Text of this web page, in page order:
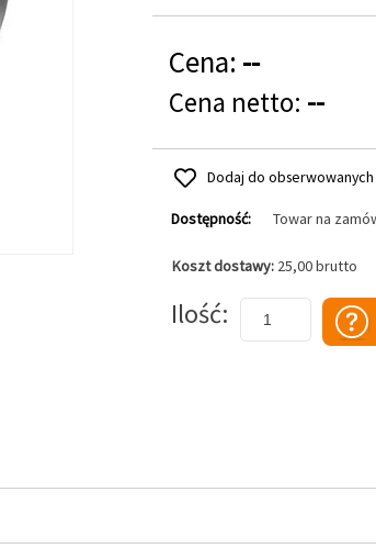
Cena: --
Cena netto: --
Dodaj do obserwowanych
Dostępność: Towar na
Koszt dostawy: 25,00 brutto
Ilość